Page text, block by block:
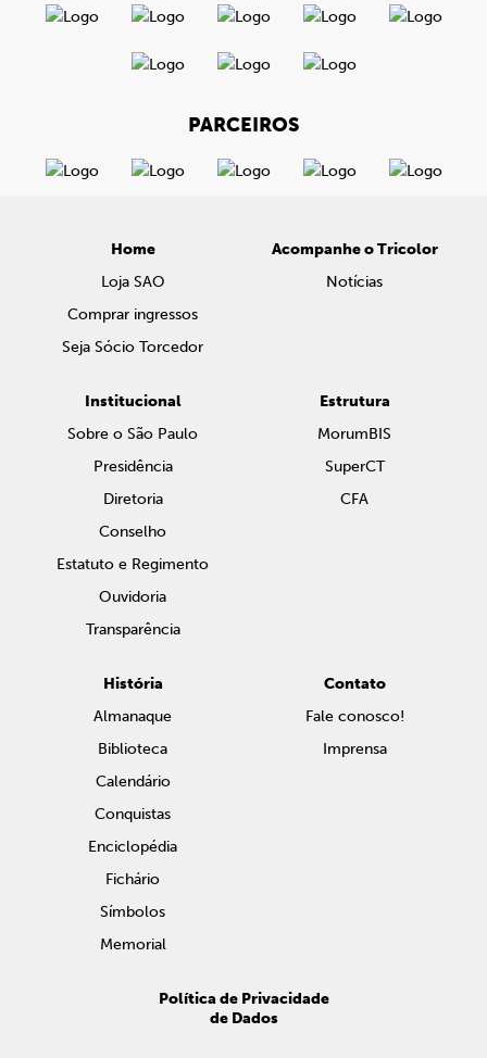
PARCEIROS
Home
Loja SAO
Comprar ingressos
Seja Sócio Torcedor
Acompanhe o Tricolor
Notícias
Institucional
Sobre o São Paulo
Presidência
Diretoria
Conselho
Estatuto e Regimento
Ouvidoria
Transparência
Estrutura
MorumBIS
SuperCT
CFA
História
Almanaque
Biblioteca
Calendário
Conquistas
Enciclopédia
Fichário
Símbolos
Memorial
Contato
Fale conosco!
Imprensa
Política de Privacidade
de Dados